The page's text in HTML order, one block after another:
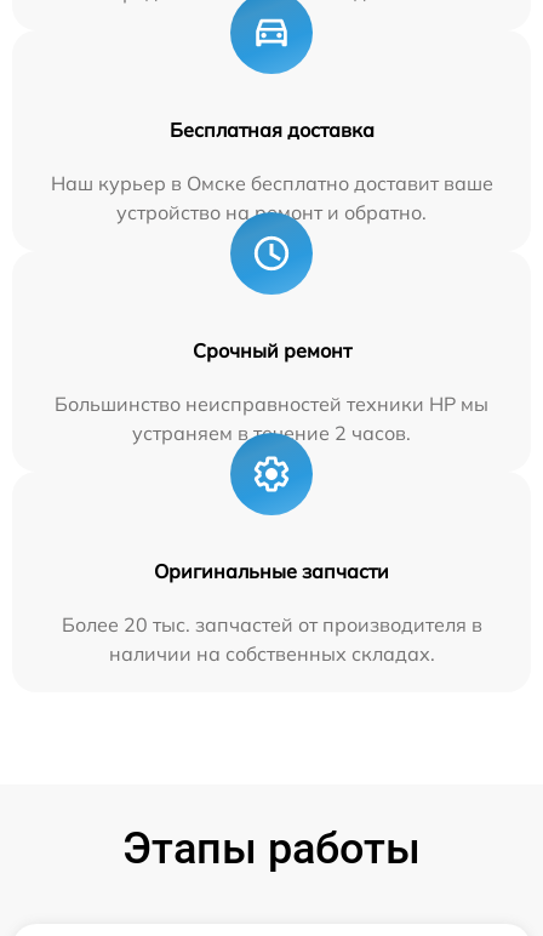
Бесплатная доставка
Наш курьер в Омске бесплатно доставит ваше
устройство на ремонт и обратно.
Срочный ремонт
Большинство неисправностей техники HP мы
устраняем в течение 2 часов.
Оригинальные запчасти
Более 20 тыс. запчастей от производителя в
наличии на собственных складах.
Этапы работы